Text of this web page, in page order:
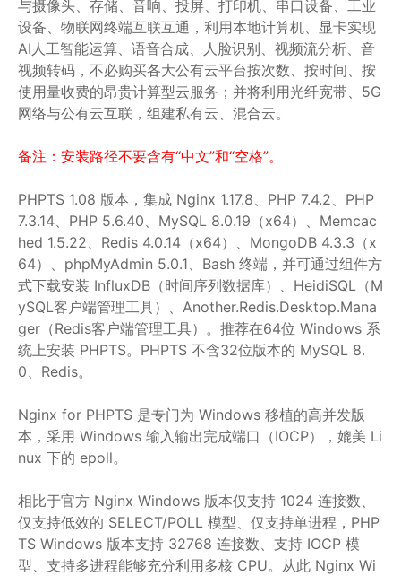
与摄像头、存储、音响、投屏、打印机、串口设备、工业
设备、物联网终端互联互通，利用本地计算机、显卡实现
AI人工智能运算、语音合成、人脸识别、视频流分析、音
视频转码，不必购买各大公有云平台按次数、按时间、按
使用量收费的昂贵计算型云服务；并将利用光纤宽带、5G
网络与公有云互联，组建私有云、混合云。
备注：安装路径不要含有“中文”和“空格”。
PHPTS 1.08 版本，集成 Nginx 1.17.8、PHP 7.4.2、PHP
7.3.14、PHP 5.6.40、MySQL 8.0.19（x64）、Memcac
hed 1.5.22、Redis 4.0.14（x64）、MongoDB 4.3.3（x
64）、phpMyAdmin 5.0.1、Bash 终端，并可通过组件方
式下载安装 InfluxDB（时间序列数据库）、HeidiSQL（M
ySQL客户端管理工具）、Another.Redis.Desktop.Mana
ger（Redis客户端管理工具）。推荐在64位 Windows 系
统上安装 PHPTS。PHPTS 不含32位版本的 MySQL 8.
0、Redis。
Nginx for PHPTS 是专门为 Windows 移植的高并发版
本，采用 Windows 输入输出完成端口（IOCP），媲美 Li
nux 下的 epoll。
相比于官方 Nginx Windows 版本仅支持 1024 连接数、
仅支持低效的 SELECT/POLL 模型、仅支持单进程，PHP
TS Windows 版本支持 32768 连接数、支持 IOCP 模
型、支持多进程能够充分利用多核 CPU。从此 Nginx Wi